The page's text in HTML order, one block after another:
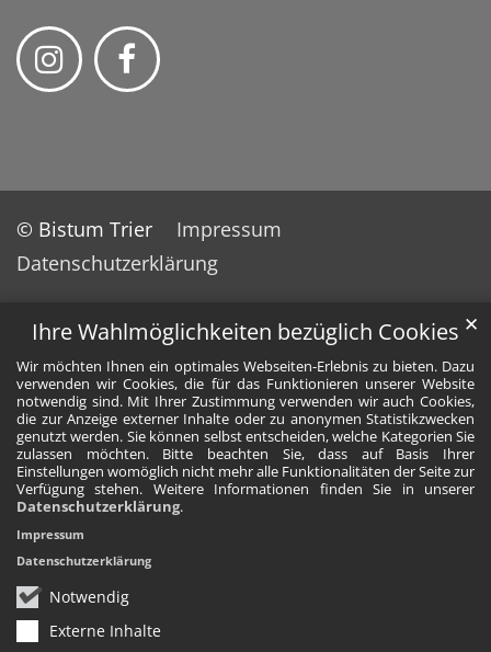
Ihre Wahlmöglichkeiten bezüglich Cookies
Wir möchten Ihnen ein optimales Webseiten-Erlebnis zu bieten. Dazu
verwenden wir Cookies, die für das Funktionieren unserer Website
notwendig sind. Mit Ihrer Zustimmung verwenden wir auch Cookies,
die zur Anzeige externer Inhalte oder zu anonymen Statistikzwecken
genutzt werden. Sie können selbst entscheiden, welche Kategorien Sie
zulassen möchten. Bitte beachten Sie, dass auf Basis Ihrer
Einstellungen womöglich nicht mehr alle Funktionalitäten der Seite zur
Verfügung stehen. Weitere Informationen finden Sie in unserer
Datenschutzerklärung.
Notwendig
Externe Inhalte
✕
Impressum
Datenschutzerklärung
© Bistum Trier
Impressum
Datenschutzerklärung